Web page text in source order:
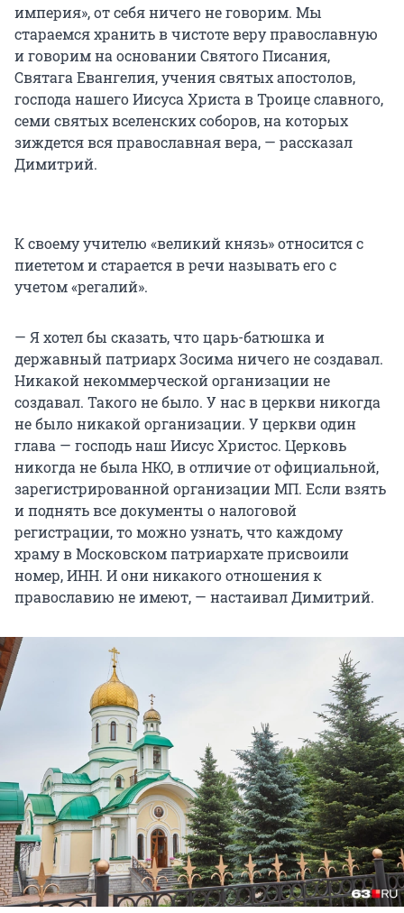
империя», от себя ничего не говорим. Мы
стараемся хранить в чистоте веру православную
и говорим на основании Святого Писания,
Святага Евангелия, учения святых апостолов,
господа нашего Иисуса Христа в Троице славного,
семи святых вселенских соборов, на которых
зиждется вся православная вера, — рассказал
Димитрий.
К своему учителю «великий князь» относится с
пиететом и старается в речи называть его с
учетом «регалий».
— Я хотел бы сказать, что царь-батюшка и
державный патриарх Зосима ничего не создавал.
Никакой некоммерческой организации не
создавал. Такого не было. У нас в церкви никогда
не было никакой организации. У церкви один
глава — господь наш Иисус Христос. Церковь
никогда не была НКО, в отличие от официальной,
зарегистрированной организации МП. Если взять
и поднять все документы о налоговой
регистрации, то можно узнать, что каждому
храму в Московском патриархате присвоили
номер, ИНН. И они никакого отношения к
православию не имеют, — настаивал Димитрий.